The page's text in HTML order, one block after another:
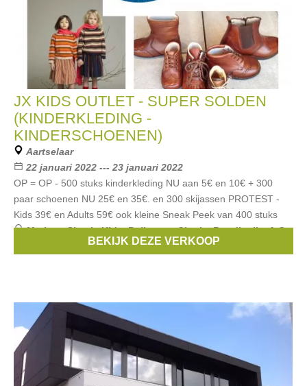
JX KIDS OUTLET - SUPER SOLDEN
(KINDERKLEDING -
KINDERSCHOENEN)
Aartselaar
22 januari 2022 --- 23 januari 2022
OP = OP - 500 stuks kinderkleding NU aan 5€ en 10€ + 300
paar schoenen NU 25€ en 35€. en 300 skijassen PROTEST -
Kids 39€ en Adults 59€ ook kleine Sneak Peek van 400 stuks
Merken:Simple Kids,Bellerose,Cherie,Rondinella,A.O,
BEKIJK DEZE VERKOOP